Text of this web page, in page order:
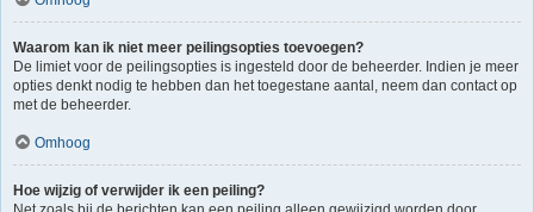
Waarom kan ik niet meer peilingsopties toevoegen?
De limiet voor de peilingsopties is ingesteld door de beheerder. Indien je meer
opties denkt nodig te hebben dan het toegestane aantal, neem dan contact op
met de beheerder.
Omhoog
Hoe wijzig of verwijder ik een peiling?